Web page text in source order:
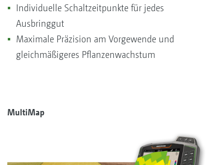
Individuelle Schaltzeitpunkte für jedes
Ausbringgut
Maximale Präzision am Vorgewende und
gleichmäßigeres Pflanzenwachstum
MultiMap